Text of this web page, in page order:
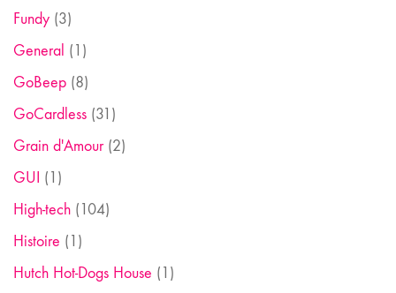
Fundy (3)
General (1)
GoBeep (8)
GoCardless (31)
Grain d'Amour(2)
GUI (1)
High-tech (104)
Histoire (1)
Hutch Hot-Dogs House (1)